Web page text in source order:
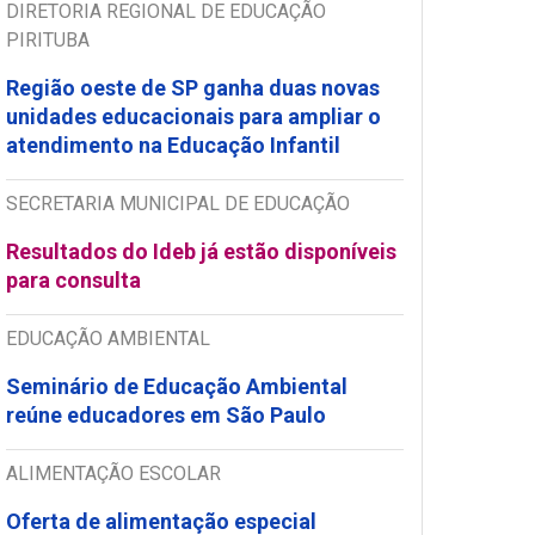
DIRETORIA REGIONAL DE EDUCAÇÃO
PIRITUBA
Região oeste de SP ganha duas novas
unidades educacionais para ampliar o
atendimento na Educação Infantil
SECRETARIA MUNICIPAL DE EDUCAÇÃO
Resultados do Ideb já estão disponíveis
para consulta
EDUCAÇÃO AMBIENTAL
Seminário de Educação Ambiental
reúne educadores em São Paulo
ALIMENTAÇÃO ESCOLAR
Oferta de alimentação especial